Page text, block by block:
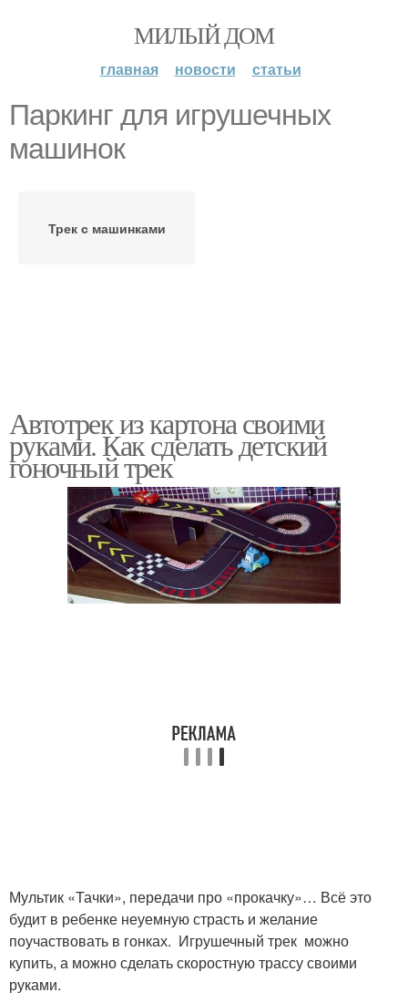
МИЛЫЙ ДОМ
главная новости статьи
Паркинг для игрушечных
машинок
Трек с машинками
Автотрек из картона своими
руками. Как сделать детский
гоночный трек
Мультик «Тачки», передачи про «прокачку»… Всё это
будит в ребенке неуемную страсть и желание
поучаствовать в гонках. Игрушечный трек можно
купить, а можно сделать скоростную трассу своими
руками.